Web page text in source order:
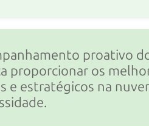
proativo
proporcionar os
e estratégicos na